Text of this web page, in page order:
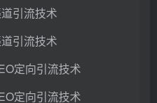
引流技术
引流技术
定向引流技术
定向引流技术